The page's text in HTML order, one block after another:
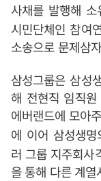
사채를 발행해
시민단체인 참여
소송으로 문제삼
삼성그룹은 삼성
해 전현직 임직
에버랜드에 모아
에 이어 삼성생
러 그룹 지주회사
을 통해 다른 계